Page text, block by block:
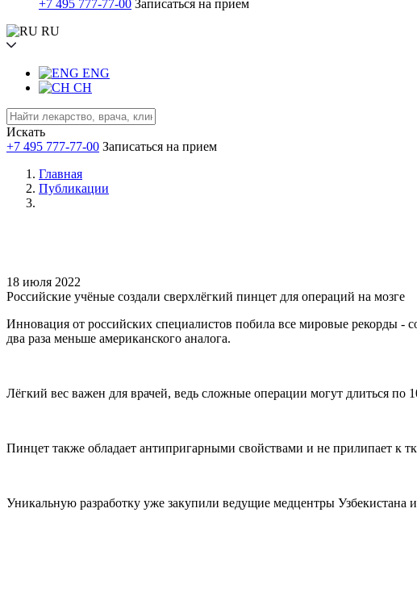
+7 495 777-77-00 Записаться на прием
RU
ENG
CH
Искать
+7 495 777-77-00 Записаться на прием
Главная
Публикации
18 июля 2022
Российские учёные создали сверхлёгкий пинцет для операций на мозге
Инновация от российских специалистов побила все мировые рекорды -
два раза меньше американского аналога.
Лёгкий вес важен для врачей, ведь сложные операции могут длиться по
Пинцет также обладает антипригарными свойствами и не прилипает к
Уникальную разработку уже закупили ведущие медцентры Узбекистана